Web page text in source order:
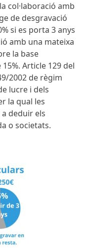
col·laboració amb
de desgravació
si es porta 3 anys
amb una mateixa
la base
Article 129 del
2002 de règim
lucre i dels
la qual les
deduir els
o societats.